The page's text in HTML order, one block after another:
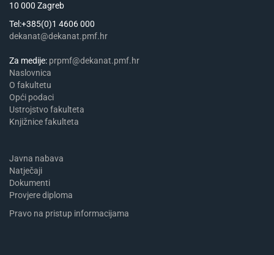
10 000 Zagreb
Tel:+385(0)1 4606 000
dekanat@dekanat.pmf.hr
Za medije: prpmf@dekanat.pmf.hr
Naslovnica
​​​O fakultetu
Opći podaci
Ustrojstvo fakulteta
Knjižnice fakulteta
Javna nabava
Natječaji
Dokumenti
Provjere diploma
Pravo na pristup informacijama